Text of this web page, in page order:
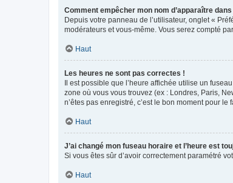
Comment empêcher mon nom d’apparaître
Depuis votre panneau de l’utilisateur, onglet «
modérateurs et vous-même. Vous serez compté
Haut
Les heures ne sont pas correctes !
Il est possible que l’heure affichée utilise un
zone où vous vous trouvez (ex : Londres, Paris,
n’êtes pas enregistré, c’est le bon moment pour le
Haut
J’ai changé mon fuseau horaire et l’heure est
Si vous êtes sûr d’avoir correctement paramétré
Haut